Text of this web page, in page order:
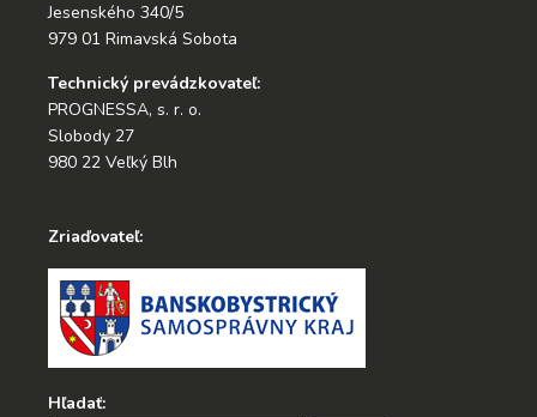
Jesenského 340/5
979 01 Rimavská Sobota
Technický prevádzkovateľ:
PROGNESSA, s. r. o.
Slobody 27
980 22 Veľký Blh
Zriaďovateľ:
Hľadať: